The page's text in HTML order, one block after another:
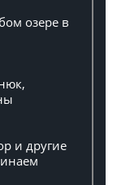
озере в
и другие